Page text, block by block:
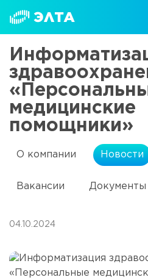
медицинские
помощники»
О компании Новости
Вакансии Документы
04.10.2024